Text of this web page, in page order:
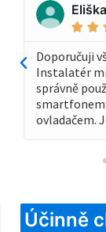
 
Doporučuji
Instalatér
správně
smartfonem
ovladačem.
Účinně